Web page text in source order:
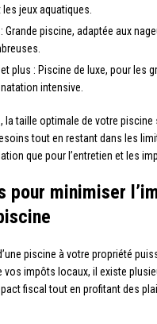
jeux aquatiques.
Grande piscine, adaptée aux
plus : Piscine de luxe, pour les
intensive.
la taille optimale de votre piscine
tout en restant dans les
que pour l’entretien et les
pour minimiser
piscine à votre propriété
vos impôts locaux, il existe
fiscal tout en profitant des